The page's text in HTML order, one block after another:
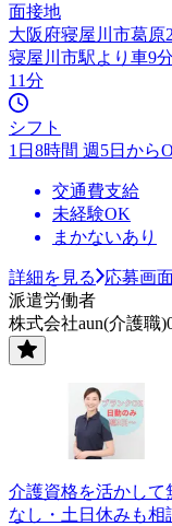
面接地
大阪府寝屋川市葛原
寝屋川市駅より車9
11分
シフト
1日8時間 週5日から
交通費支給
未経験OK
まかないあり
詳細を見る
応募画
派遣労働者
株式会社aun(介護職
介護資格を活かして
なし・土日休みも